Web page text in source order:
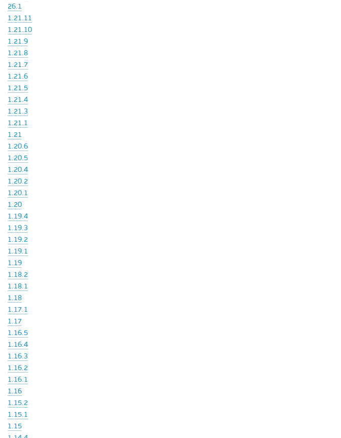
26.1
1.21.11
1.21.10
1.21.9
1.21.8
1.21.7
1.21.6
1.21.5
1.21.4
1.21.3
1.21.1
1.21
1.20.6
1.20.5
1.20.4
1.20.2
1.20.1
1.20
1.19.4
1.19.3
1.19.2
1.19.1
1.19
1.18.2
1.18.1
1.18
1.17.1
1.17
1.16.5
1.16.4
1.16.3
1.16.2
1.16.1
1.16
1.15.2
1.15.1
1.15